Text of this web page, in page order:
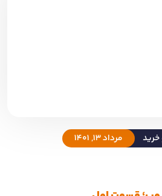
مرداد 13, 1401